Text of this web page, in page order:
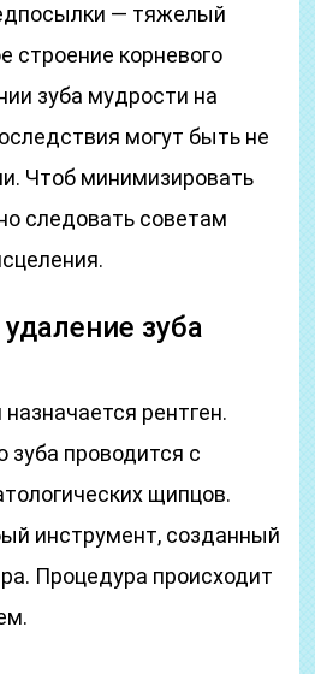
— тяжелый
строение корневого
зуба мудрости на
могут быть не
Чтоб минимизировать
следовать советам
зуба
рентген.
зуба проводится с
щипцов.
инструмент, созданный
Процедура происходит